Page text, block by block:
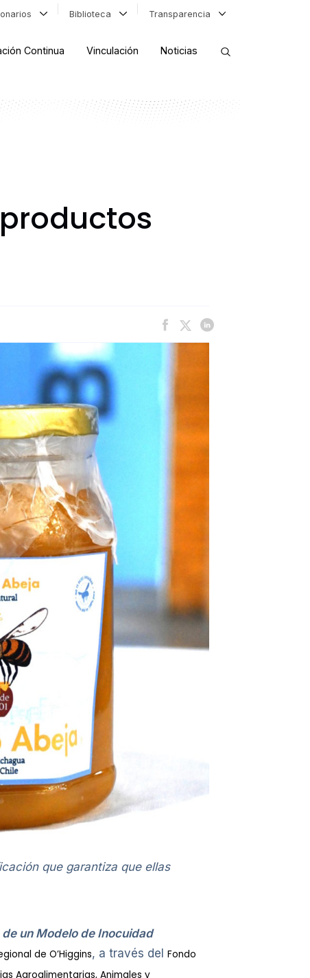
Biblioteca Transparencia
Continua Vinculación Noticias
que garantiza que ellas
un Modelo de Inocuidad
de O’Higgins, a través del Fondo
Agroalimentarias, Animales y